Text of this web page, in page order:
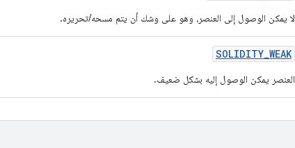
لا يمكن الوصول إلى العنصر، وهو على وشك أن يتم مسحه/تحريره.
SOLIDITY_WEAK
العنصر يمكن الوصول إليه بشكل ضعيف.